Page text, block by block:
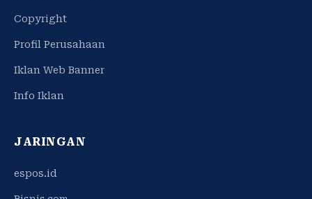
Copyright
Profil Perusahaan
Iklan Web Banner
Info Iklan
JARINGAN
espos.id